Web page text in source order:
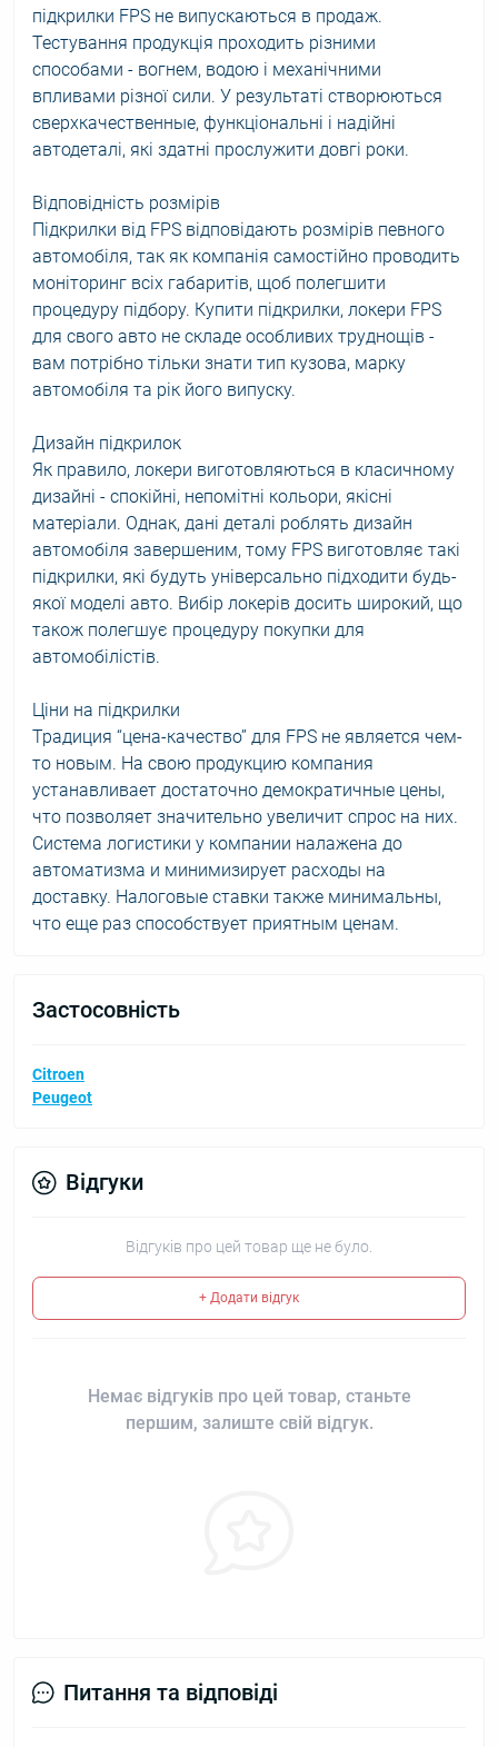
підкрилки FPS не випускаються в продаж.
Тестування продукція проходить різними
способами - вогнем, водою і механічними
впливами різної сили. У результаті створюються
сверхкачественные, функціональні і надійні
автодеталі, які здатні прослужити довгі роки.
Відповідність розмірів
Підкрилки від FPS відповідають розмірів певного
автомобіля, так як компанія самостійно проводить
моніторинг всіх габаритів, щоб полегшити
процедуру підбору. Купити підкрилки, локери FPS
для свого авто не складе особливих труднощів -
вам потрібно тільки знати тип кузова, марку
автомобіля та рік його випуску.
Дизайн підкрилок
Як правило, локери виготовляються в класичному
дизайні - спокійні, непомітні кольори, якісні
матеріали. Однак, дані деталі роблять дизайн
автомобіля завершеним, тому FPS виготовляє такі
підкрилки, які будуть універсально підходити будь-
якої моделі авто. Вибір локерів досить широкий, що
також полегшує процедуру покупки для
автомобілістів.
Ціни на підкрилки
Традиция “цена-качество” для FPS не является чем-
то новым. На свою продукцию компания
устанавливает достаточно демократичные цены,
что позволяет значительно увеличит спрос на них.
Система логистики у компании налажена до
автоматизма и минимизирует расходы на
доставку. Налоговые ставки также минимальны,
что еще раз способствует приятным ценам.
Застосовність
Citroen
Peugeot
Відгуки
Відгуків про цей товар ще не було.
+ Додати відгук
Немає відгуків про цей товар, станьте
першим, залиште свій відгук.
Питання та відповіді